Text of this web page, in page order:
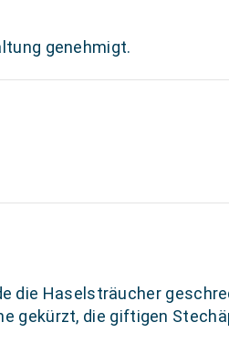
genehmigt.
die Haselsträucher
gekürzt, die giftigen